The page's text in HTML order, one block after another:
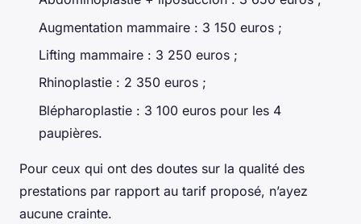
Augmentation mammaire : 3 150 euros ;
Lifting mammaire : 3 250 euros ;
Rhinoplastie : 2 350 euros ;
Blépharoplastie : 3 100 euros pour les 4
paupières.
Pour ceux qui ont des doutes sur la qualité des
prestations par rapport au tarif proposé, n’ayez
aucune crainte.